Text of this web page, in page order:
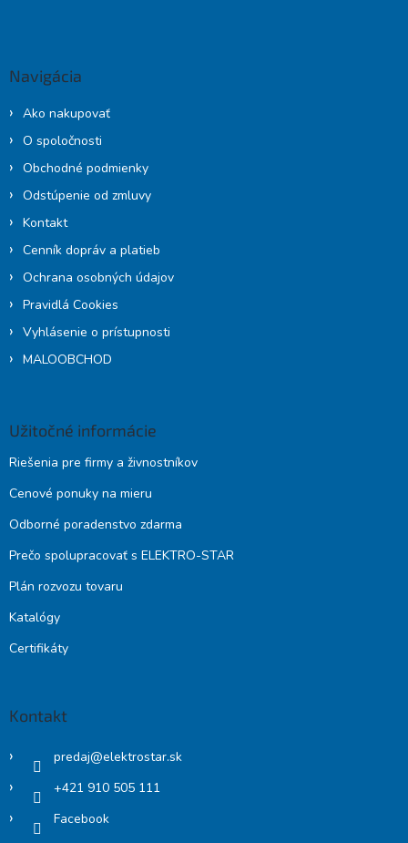
Navigácia
Ako nakupovať
O spoločnosti
Obchodné podmienky
Odstúpenie od zmluvy
Kontakt
Cenník dopráv a platieb
Ochrana osobných údajov
Pravidlá Cookies
Vyhlásenie o prístupnosti
MALOOBCHOD
Užitočné informácie
Riešenia pre firmy a živnostníkov
Cenové ponuky na mieru
Odborné poradenstvo zdarma
Prečo spolupracovať s ELEKTRO-STAR
Plán rozvozu tovaru
Katalógy
Certifikáty
Kontakt
predaj@elektrostar.sk
+421 910 505 111
Facebook